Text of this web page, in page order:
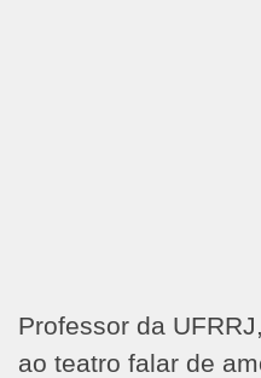
Professor da
ao teatro falar de